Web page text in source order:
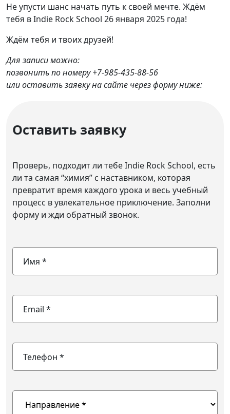
Не упусти шанс начать путь к своей мечте. Ждём
тебя в Indie Rock School 26 января 2025 года!
Ждём тебя и твоих друзей!
Для записи можно:
позвонить по номеру+7-985-435-88-56
или оставить заявку на сайте через форму ниже:
Оставить заявку
Проверь, подходит ли тебе Indie Rock School, есть
ли та самая “химия” с наставником, которая
превратит время каждого урока и весь учебный
процесс в увлекательное приключение. Заполни
форму и жди обратный звонок.